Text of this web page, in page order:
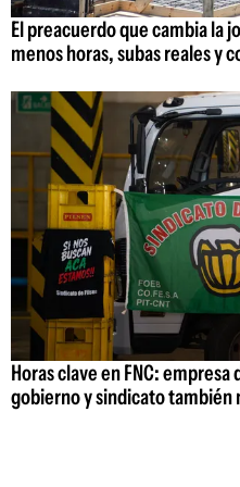
El preacuerdo que cambia la
menos horas, subas reales y
Horas clave en FNC:
gobierno y sindicato también